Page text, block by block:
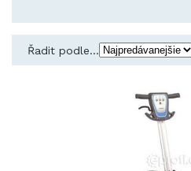
Řadit podle...